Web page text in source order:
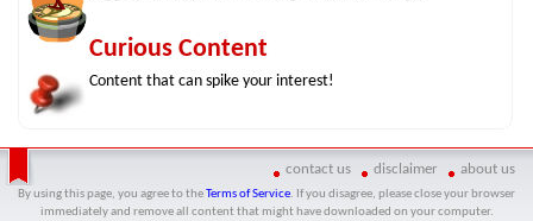
Curious Content
Content that can spike your interest!
contact us disclaimer about us
By using this page, you agree to the Terms of Service. If you disagree, please close your browser
immediately and remove all content that might have downloaded on your computer.